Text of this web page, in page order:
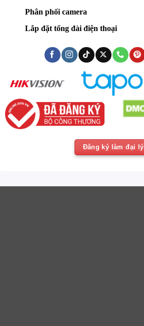
Phân phối camera
Lắp đặt tổng đài điện thoại
Đăng ký làm đại lý